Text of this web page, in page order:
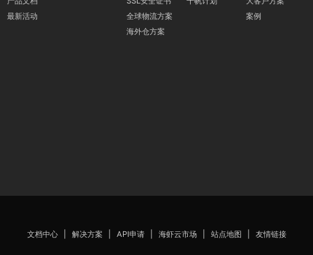
最新活动
全球物流方案
海外仓方案
案例
文档中心| 解决方案 API申请| 海虾云市场| 站点地图 友情链接